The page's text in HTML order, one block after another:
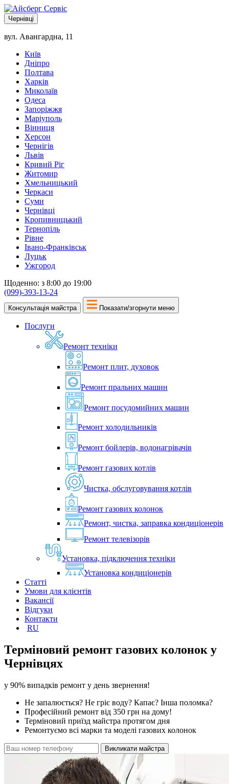
Чернівці
вул. Авангардна, 11
Київ
Дніпро
Полтава
Харків
Миколаїв
Одеса
Запоріжжя
Маріуполь
Вінниця
Херсон
Чернігів
Львів
Кривий Ріг
Житомир
Хмельницький
Черкаси
Суми
Чернівці
Кропивницький
Тернопіль
Рівне
Івано-Франківськ
Луцьк
Ужгород
Щоденно: з 8:00 до 19:00
(099)-393-13-24
Консультація майстра Показати/згорнути меню
Послуги
Ремонт техніки
Ремонт плит, духовок
Ремонт пральних машин
Ремонт посудомийних машин
Ремонт холодильників
Ремонт бойлерів, водонагрівачів
Ремонт газових котлів
Чистка, обслуговування котлів
Ремонт газових колонок
Ремонт, чистка, заправка кондиціонерів
Ремонт телевізорів
Установка, підключення техніки
Установка кондиціонерів
Статті
Умови для клієнтів
Вакансії
Відгуки
Контакти
RU
Терміновий ремонт газових колонок у
Чернівцях
у 90% випадків ремонт у день звернення!
Не запалюється? Не гріє воду? Капає? Інша поломка?
Професійний ремонт від 350 грн на дому!
Терміновий приїзд майстра протягом дня
Ремонтуємо всі марки та моделі газових колонок
Викликати майстра